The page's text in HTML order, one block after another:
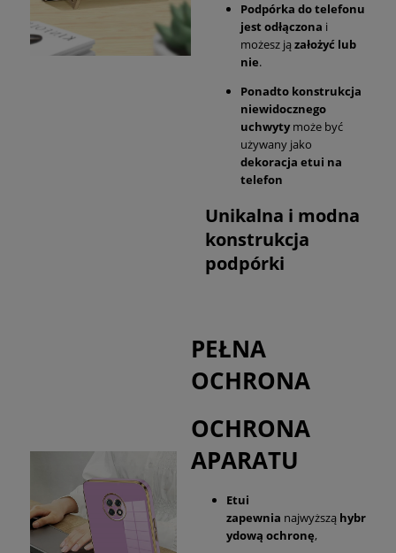
Podpórka do telefonu
jest odłączona i
możesz ją założyć lub
nie.
Ponadto konstrukcja
niewidocznego
uchwytymoże być
używany jako
dekoracja etui na
telefon
Unikalna i modna
konstrukcja
podpórki
PEŁNA
OCHRONA
OCHRONA
APARATU
Etui
zapewnia najwyższą hybr
ydową ochronę,